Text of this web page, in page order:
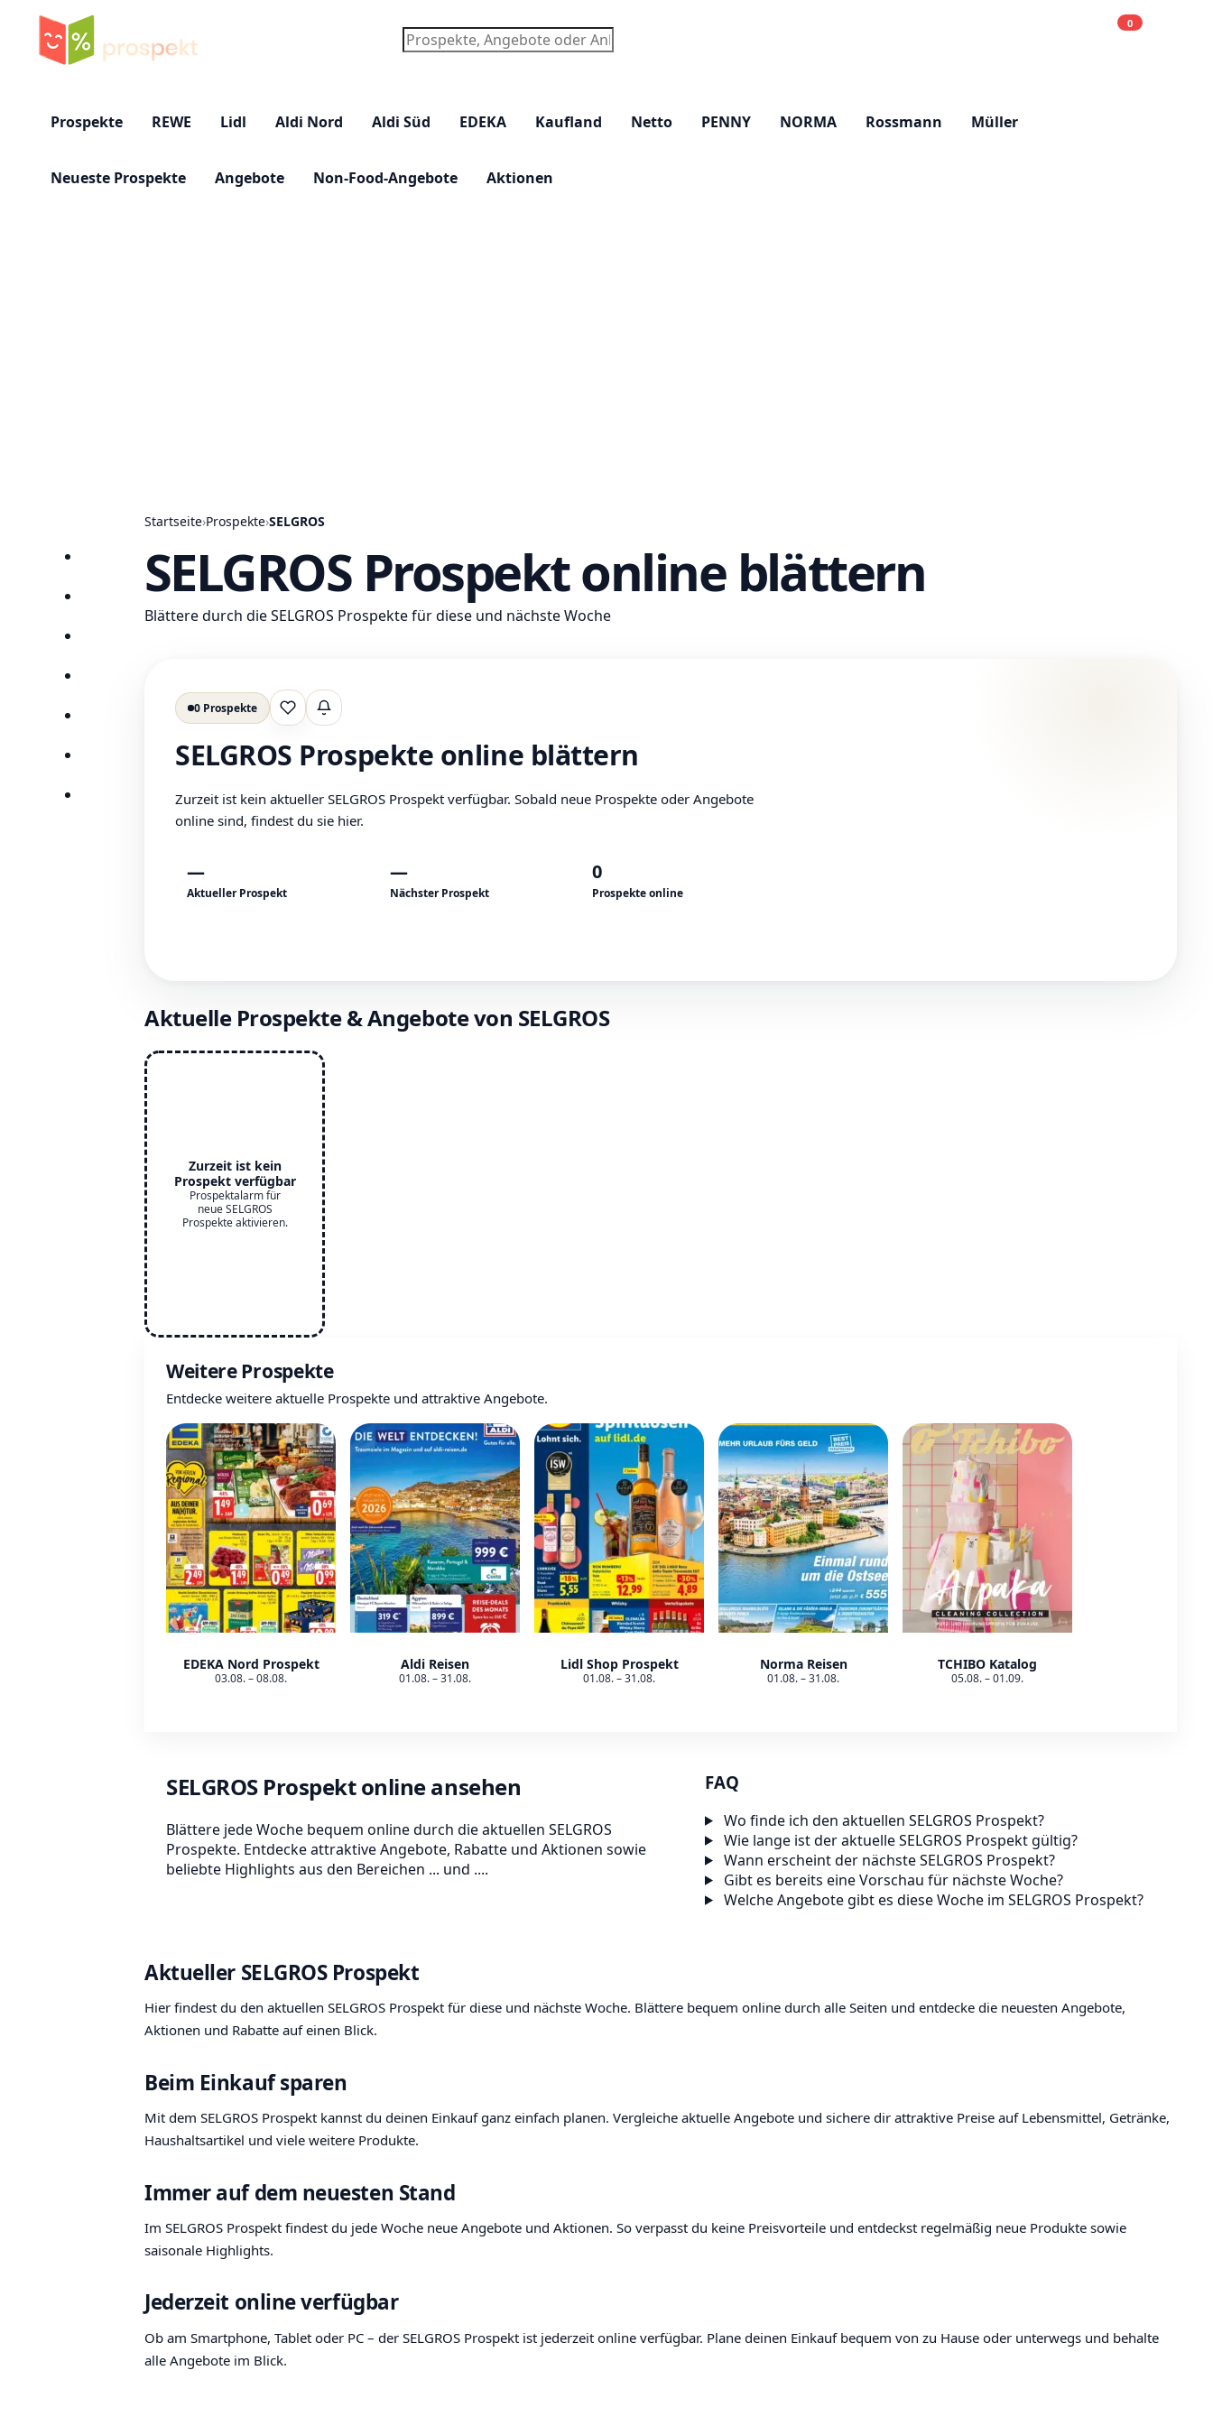
Suchen
0
Prospekte REWE Lidl Aldi Nord Aldi Süd EDEKA Kaufland Netto PENNY NORMA Rossmann Müller
Neueste Prospekte Angebote Non-Food-Angebote Aktionen
Startseite
Lieblingsprospekte
Startseite›Prospekte›SELGROS
SELGROS Prospekt online blättern
Blättere durch die SELGROS Prospekte für diese und nächste Woche
0 Prospekte Lieblingsprospekt
SELGROS Prospekte online blättern
Zurzeit ist kein aktueller SELGROS Prospekt verfügbar. Sobald neue Prospekte oder Angebote
online sind, findest du sie hier.
—
Aktueller Prospekt
—
Nächster Prospekt
0
Prospekte online
Aktuelle Prospekte & Angebote von SELGROS
Zurzeit ist kein
Prospekt verfügbar
Prospektalarm für
neue SELGROS
Prospekte aktivieren.
Weitere Prospekte
Entdecke weitere aktuelle Prospekte und attraktive Angebote.
EDEKA Nord Prospekt
03.08. – 08.08.
Aldi Reisen
01.08. – 31.08.
Lidl Shop Prospekt
01.08. – 31.08.
Norma Reisen
01.08. – 31.08.
TCHIBO Katalog
05.08. – 01.09.
SELGROS Prospekt online ansehen
Blättere jede Woche bequem online durch die aktuellen SELGROS
Prospekte. Entdecke attraktive Angebote, Rabatte und Aktionen sowie
beliebte Highlights aus den Bereichen ... und ....
FAQ
Wo finde ich den aktuellen SELGROS Prospekt?
Wie lange ist der aktuelle SELGROS Prospekt gültig?
Wann erscheint der nächste SELGROS Prospekt?
Gibt es bereits eine Vorschau für nächste Woche?
Welche Angebote gibt es diese Woche im SELGROS Prospekt?
Aktueller SELGROS Prospekt
Hier findest du den aktuellen SELGROS Prospekt für diese und nächste Woche. Blättere bequem online durch alle Seiten und entdecke die neuesten Angebote,
Aktionen und Rabatte auf einen Blick.
Beim Einkauf sparen
Mit dem SELGROS Prospekt kannst du deinen Einkauf ganz einfach planen. Vergleiche aktuelle Angebote und sichere dir attraktive Preise auf Lebensmittel, Getränke,
Haushaltsartikel und viele weitere Produkte.
Immer auf dem neuesten Stand
Im SELGROS Prospekt findest du jede Woche neue Angebote und Aktionen. So verpasst du keine Preisvorteile und entdeckst regelmäßig neue Produkte sowie
saisonale Highlights.
Jederzeit online verfügbar
Ob am Smartphone, Tablet oder PC – der SELGROS Prospekt ist jederzeit online verfügbar. Plane deinen Einkauf bequem von zu Hause oder unterwegs und behalte
alle Angebote im Blick.